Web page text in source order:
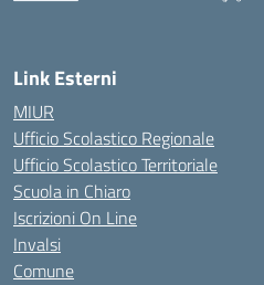
Link Esterni
MIUR
Ufficio Scolastico Regionale
Ufficio Scolastico Territoriale
Scuola in Chiaro
Iscrizioni On Line
Invalsi
Comune